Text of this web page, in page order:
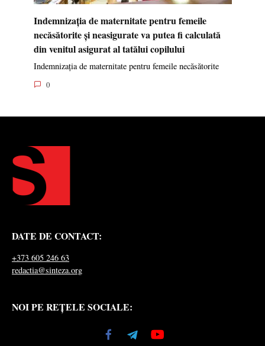
Indemnizația de maternitate pentru femeile
necăsătorite și neasigurate va putea fi calculată
din venitul asigurat al tatălui copilului
Indemnizația de maternitate pentru femeile necăsătorite
0
DATE DE CONTACT:
+373 605 246 63
redactia@sinteza.org
NOI PE REȚELE SOCIALE: